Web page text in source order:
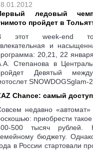
ледовый
пройдет в
этот week-end
и
20,21, 22
Степанова в
Девятый
SNOWDOGSglam-
Chance: самый
недавно
приобрести
500 тысяч рублей.
бюджету.
в России стартовали